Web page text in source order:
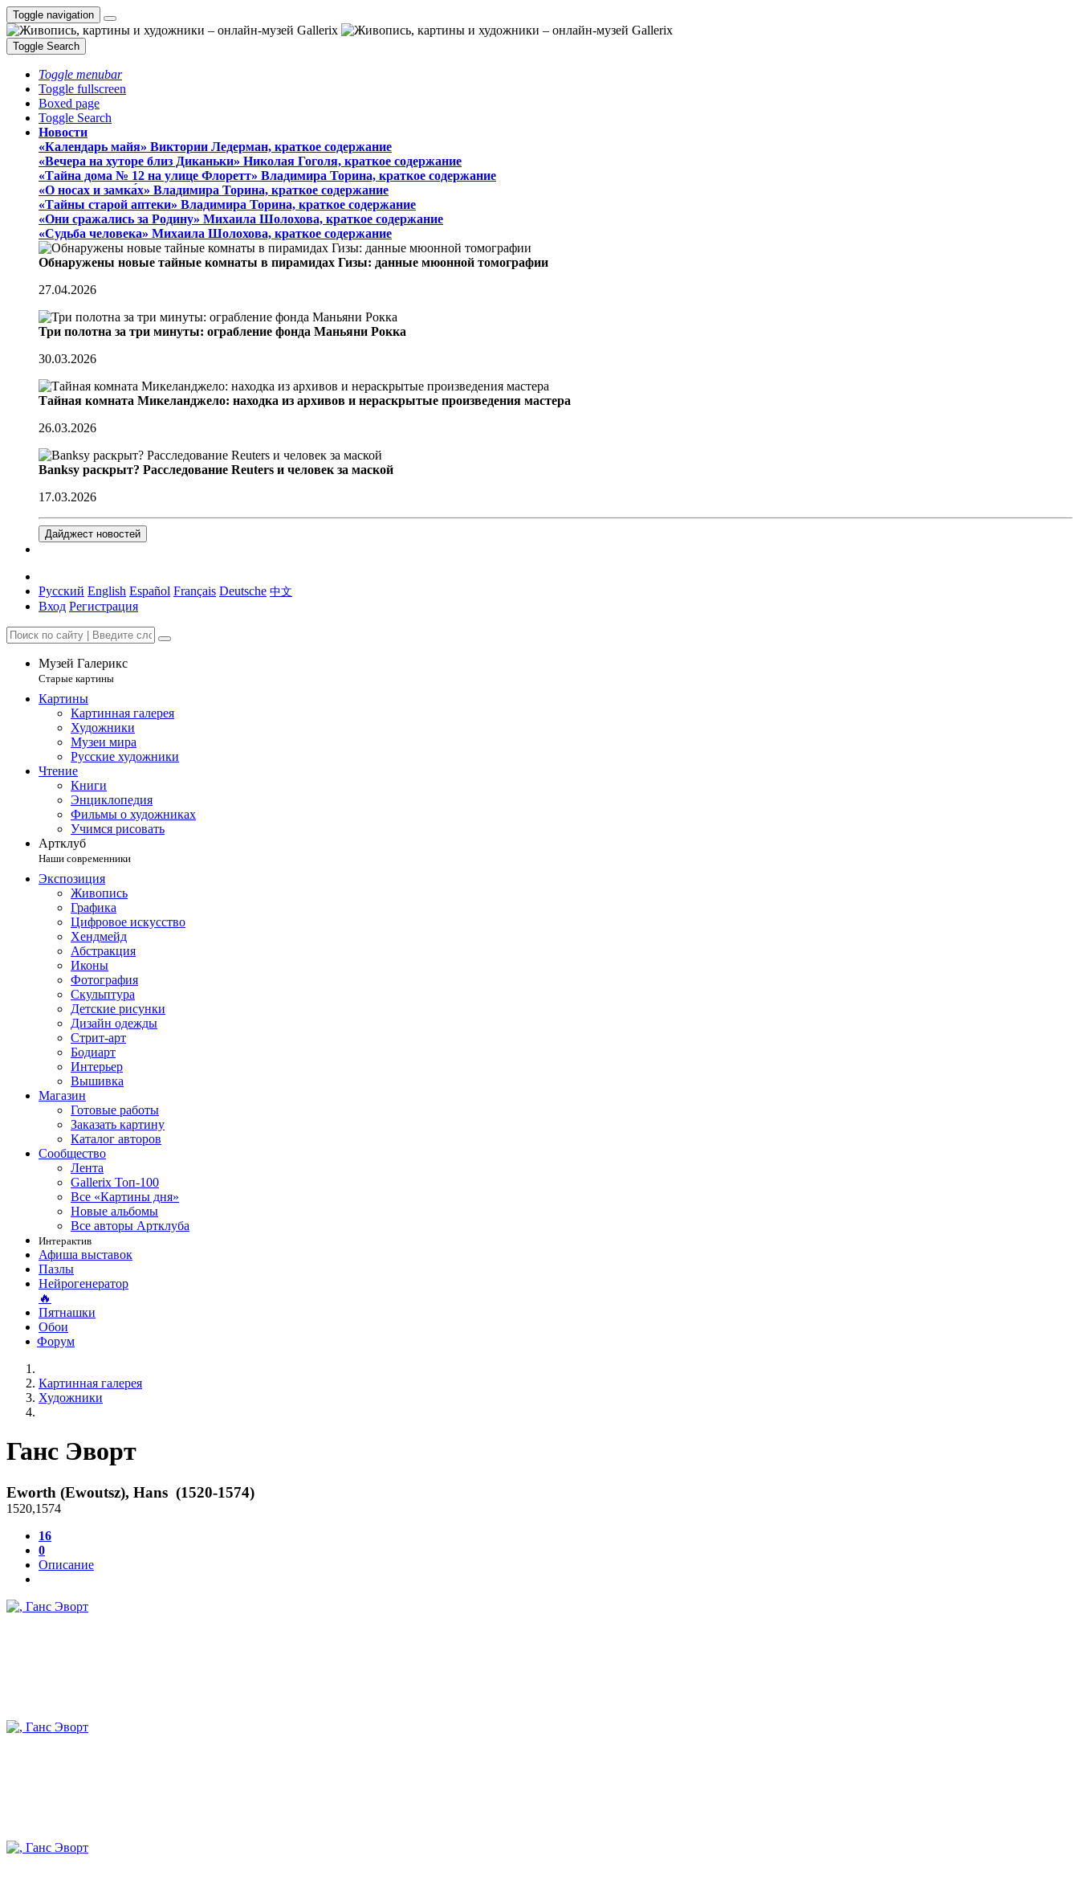
Toggle navigation
Toggle Search
Toggle menubar
Toggle fullscreen
Boxed page
Toggle Search
Новости
«Календарь майя» Виктории Ледерман, краткое содержание
«Вечера на хуторе близ Диканьки» Николая Гоголя, краткое содержание
«Тайна дома № 12 на улице Флоретт» Владимира Торина, краткое содержание
«О носах и замка́х» Владимира Торина, краткое содержание
«Тайны старой аптеки» Владимира Торина, краткое содержание
«Они сражались за Родину» Михаила Шолохова, краткое содержание
«Судьба человека» Михаила Шолохова, краткое содержание
Обнаружены новые тайные комнаты в пирамидах Гизы: данные мюонной томографии
27.04.2026
Три полотна за три минуты: ограбление фонда Маньяни Рокка
30.03.2026
Тайная комната Микеланджело: находка из архивов и нераскрытые произведения мастера
26.03.2026
Banksy раскрыт? Расследование Reuters и человек за маской
17.03.2026
Дайджест новостей
Русский English Español Français Deutsche 中文
Вход Регистрация
Музей Галерикс
Старые картины
Картины
Картинная галерея
Художники
Музеи мира
Русские художники
Чтение
Книги
Энциклопедия
Фильмы о художниках
Учимся рисовать
Артклуб
Наши современники
Экспозиция
Живопись
Графика
Цифровое искусство
Хендмейд
Абстракция
Иконы
Фотография
Скульптура
Детские рисунки
Дизайн одежды
Стрит-арт
Бодиарт
Интерьер
Вышивка
Магазин
Готовые работы
Заказать картину
Каталог авторов
Сообщество
Лента
Gallerix Топ-100
Все «Картины дня»
Новые альбомы
Все авторы Артклуба
Интерактив
Афиша выставок
Пазлы
Нейрогенератор
🔥
Пятнашки
Обои
Форум
Картинная галерея
Художники
Ганс Эворт
Eworth (Ewoutsz), Hans (1520-1574)
1520,1574
16
0
Описание